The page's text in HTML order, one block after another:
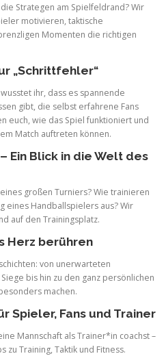
Strategen am Spielfeldrand? Wir
motivieren, taktische
Momenten die richtigen
„Schrittfehler“
ihr, dass es spannende
gibt, die selbst erfahrene Fans
euch, wie das Spiel funktioniert und
Match auftreten können.
Ein Blick in die Welt des
großen Turniers? Wie trainieren
eines Handballspielers aus? Wir
auf den Trainingsplatz.
Herz berühren
von unerwarteten
bis hin zu den ganz persönlichen
machen.
Spieler, Fans und Trainer
Mannschaft als Trainer*in coachst –
Training, Taktik und Fitness.